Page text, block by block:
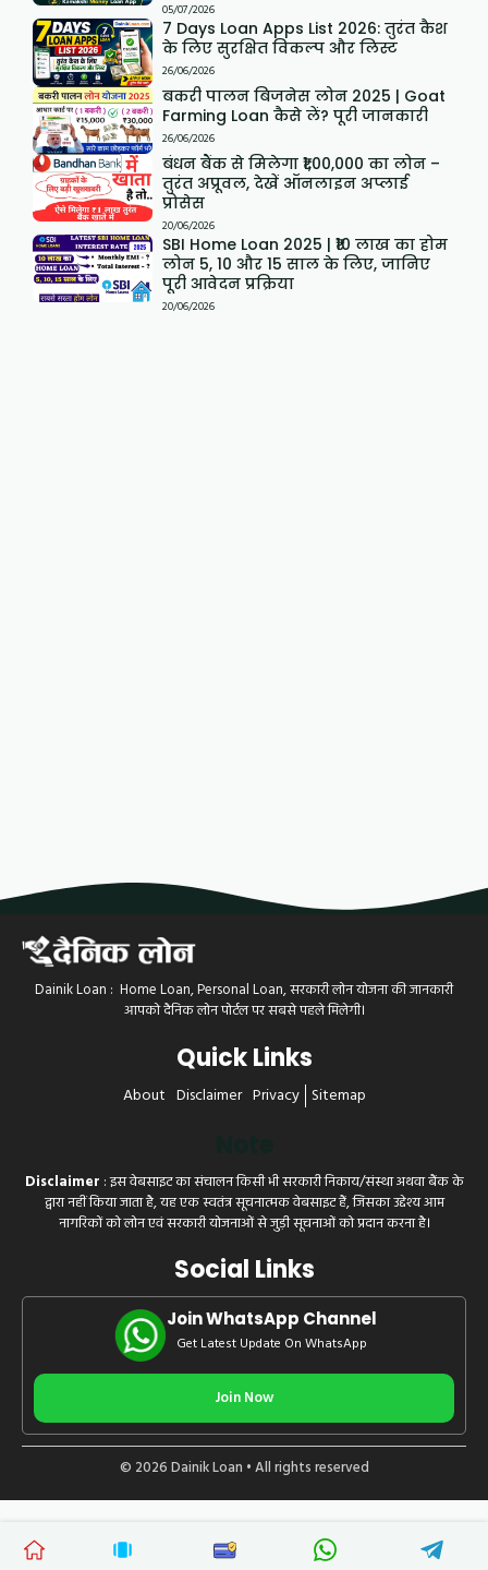
05/07/2026
7 Days Loan Apps List 2026: तुरंत कैश
के लिए सुरक्षित विकल्प और लिस्ट
26/06/2026
बकरी पालन बिजनेस लोन 2025 | Goat
Farming Loan कैसे लें? पूरी जानकारी
26/06/2026
बंधन बैंक से मिलेगा ₹1,00,000 का लोन –
तुरंत अप्रूवल, देखें ऑनलाइन अप्लाई
प्रोसेस
20/06/2026
SBI Home Loan 2025 | ₹10 लाख का होम
लोन 5, 10 और 15 साल के लिए, जानिए
पूरी आवेदन प्रक्रिया
20/06/2026
Dainik Loan : Home Loan, Personal Loan, सरकारी लोन योजना की जानकारी
आपको दैनिक लोन पोर्टल पर सबसे पहले मिलेगी।
Quick Links
About Disclaimer Privacy Sitemap
Disclaimer : इस वेबसाइट का संचालन किसी भी सरकारी निकाय/संस्था अथवा बैंक के
द्वारा नहीं किया जाता है, यह एक स्वतंत्र सूचनात्मक वेबसाइट हैं, जिसका उद्देश्य आम
नागरिकों को लोन एवं सरकारी योजनाओं से जुड़ी सूचनाओं को प्रदान करना है।
Social Links
Join WhatsApp Channel
Get Latest Update On WhatsApp
Join Now
© 2026 Dainik Loan • All rights reserved